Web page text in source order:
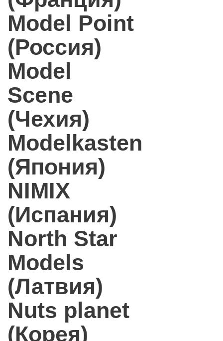
Model Point
(Россия)
Model
Scene
(Чехия)
Modelkasten
(Япония)
NIMIX
(Испания)
North Star
Models
(Латвия)
Nuts planet
(Корея)